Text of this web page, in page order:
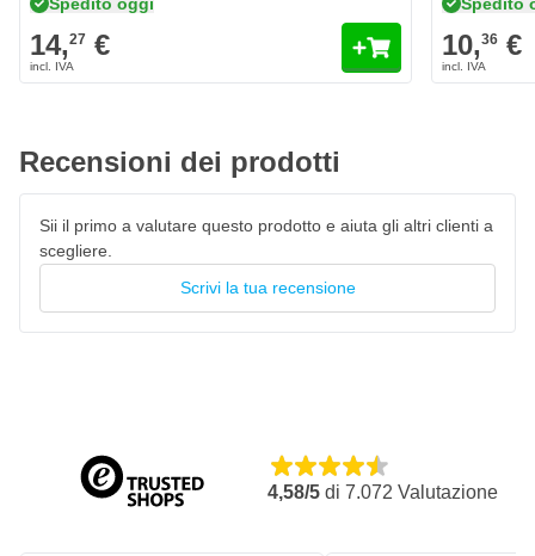
Caratteristiche
Primer, protettore e finitura 3-in-1
Finitura liscia e lucida Protezione per 12 anni
Per uso interno ed esterno
14,27 € 10,36 €
Recensioni dei prodotti
Sii il primo a valutare questo prodotto e aiuta gli altri clienti a
scegliere.
Scrivi la tua recensione
4,58/5 di 7.072 Valutazione